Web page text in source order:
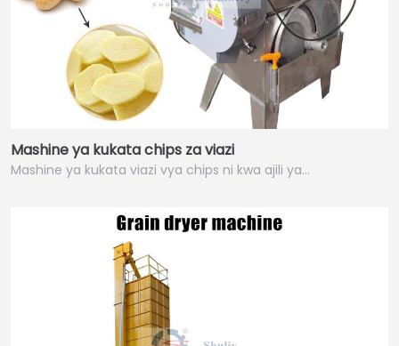
Mashine ya kukata chips za viazi
Mashine ya kukata viazi vya chips ni kwa ajili ya…